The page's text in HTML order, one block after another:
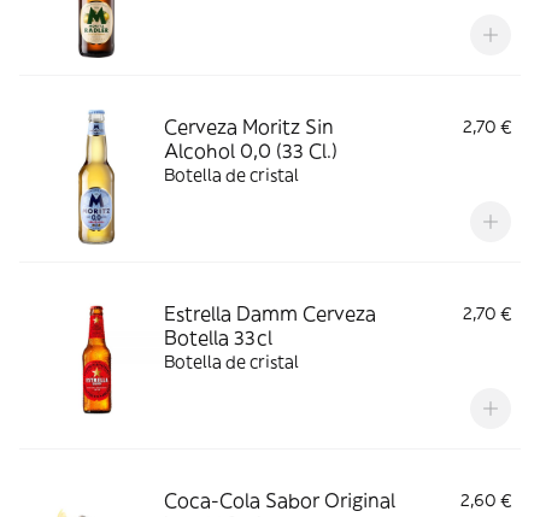
Cerveza Moritz Sin
Alcohol 0,0 (33 Cl.)
2,70 €
Botella de cristal
Estrella Damm Cerveza
Botella 33cl
2,70 €
Botella de cristal
Coca-Cola Sabor Original
2,60 €